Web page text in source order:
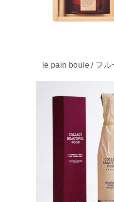
le pain boule / フル